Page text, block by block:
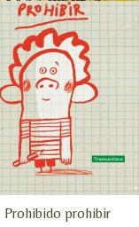
Prohibido prohibir